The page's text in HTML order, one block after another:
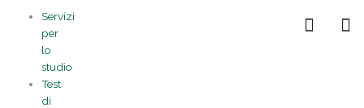
contenuto
Servizi
per
lo
studio
Test
di